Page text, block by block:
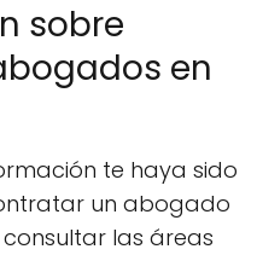
sobre
en
te haya sido
un abogado
las áreas